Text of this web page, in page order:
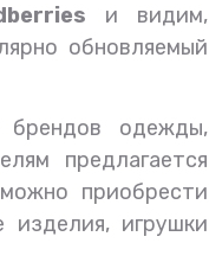
и видим,
обновляемый
одежды,
предлагается
приобрести
игрушки